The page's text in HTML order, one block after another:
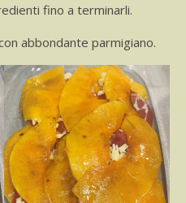
fino a terminarli.
abbondante parmigiano.